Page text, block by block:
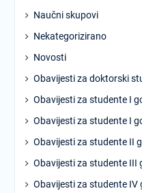
Naučni skupovi
Nekategorizirano
Novosti
Obavijesti za doktorski
Obavijesti za studente I
Obavijesti za studente I
Obavijesti za studente II
Obavijesti za studente III
Obavijesti za studente IV